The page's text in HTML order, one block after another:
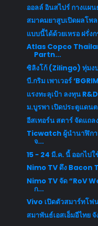
ออลล์ อินสไปร์ กางแผ
สมาคมยาสูบเปิดผลโพ
แบบนี้ได้ด้วยเหรอ ฝรั่ง
Atlas Copco
Partn...
ซิลิงโก้ (Zilingo) ทุ่มง
บี.กริม เพาเวอร์
แรงทะลุเป้า ลงทุน
ม.บูรพา เปิดประตูแดน
อีสเทอร์น สตาร์ จัดแถ
Ticwatch ผู้นำนาฬิก
จ...
15 - 24 มี.ค. นี้ ออกไป
Nimo TV ดึง Bacon
Nimo TV จัด “RoV
ก...
Vivo เปิดตัวสมาร์ทโฟ
สมาพันธ์เอสเอ็มอีไทย